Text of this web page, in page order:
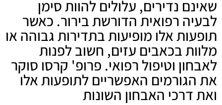
שאינם נדירים, עלולים להוות סימן
לבעיה רפואית הדורשת בירור. כאשר
תופעות אלו מופיעות בתדירות גבוהה או
מלוות בכאבים עזים, חשוב לפנות
לאבחון וטיפול רפואי. פרופ' קרסו סוקר
את הגורמים האפשריים לתופעות אלו
ואת דרכי האבחון השונות